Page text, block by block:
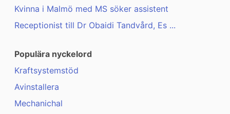
Kvinna i Malmö med MS söker assistent
Receptionist till Dr Obaidi Tandvård, Es ...
Populära nyckelord
Kraftsystemstöd
Avinstallera
Mechanichal